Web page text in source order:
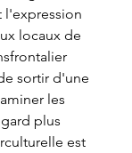
l'expression
locaux de
sortir d'une
les
plus
est